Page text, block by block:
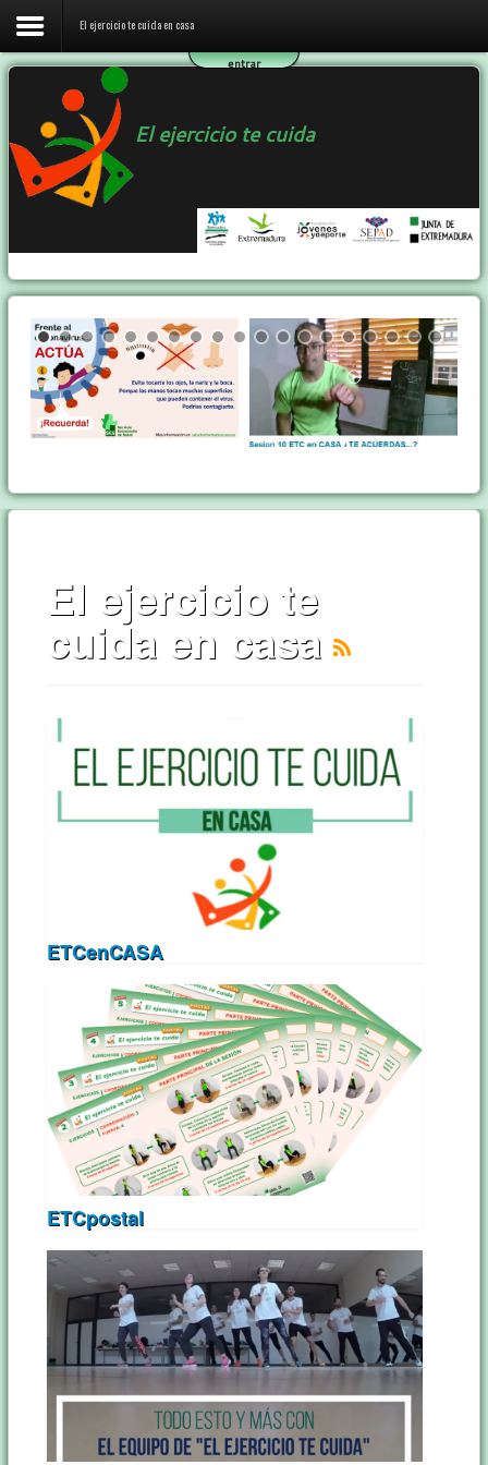
El ejercicio te cuida en casa
El programa ETC
Ejercicio y Salud
Contactar
El ejercicio te cuida en casa
entrar
El ejercicio te cuida
El ejercicio te
cuida en casa
ETCenCASA
ETCpostal